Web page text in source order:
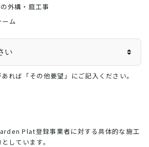
外構・庭工事
ム
れば「その他要望」にご記入ください。
Plat登録事業者に対する具体的な施工
しています。